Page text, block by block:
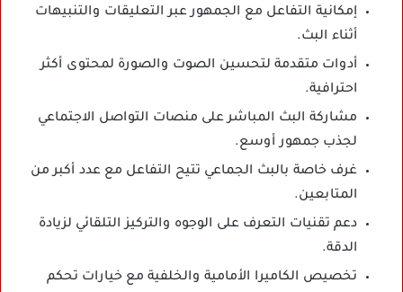
إمكانية التفاعل مع الجمهور عبر التعليقات والتنبيهات
أثناء البث.
أدوات متقدمة لتحسين الصوت والصورة لمحتوى أكثر
احترافية.
مشاركة البث المباشر على منصات التواصل الاجتماعي
لجذب جمهور أوسع.
غرف خاصة بالبث الجماعي تتيح التفاعل مع عدد أكبر من
المتابعين.
دعم تقنيات التعرف على الوجوه والتركيز التلقائي لزيادة
الدقة.
تخصيص الكاميرا الأمامية والخلفية مع خيارات تحكم